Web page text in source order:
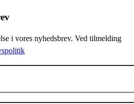
i vores nyhedsbrev. Ved tilmelding